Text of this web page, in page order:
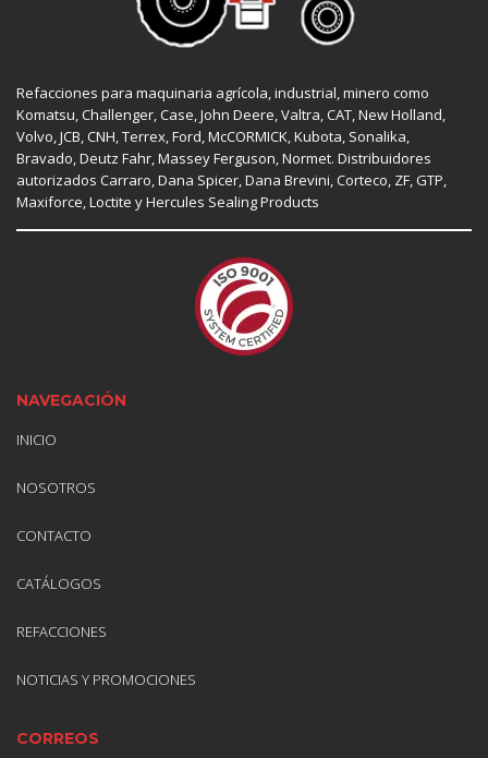
Refacciones para maquinaria agrícola, industrial, minero como
Komatsu, Challenger,Case,John Deere, Valtra,CAT,New Holland,
Volvo,JCB,CNH, Terrex,Ford, McCORMICK,Kubota, Sonalika,
Bravado, Deutz Fahr,Massey Ferguson,Normet. Distribuidores
autorizados Carraro,Dana Spicer, Dana Brevini,Corteco, ZF,GTP,
Maxiforce,Loctite y Hercules Sealing Products
NAVEGACIÓN
INICIO
NOSOTROS
CONTACTO
CATÁLOGOS
REFACCIONES
NOTICIAS Y PROMOCIONES
CORREOS